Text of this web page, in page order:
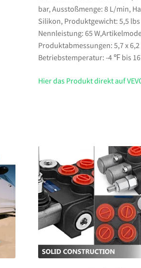
bar, Ausstoßmenge: 8 L/min,
Silikon, Produktgewicht: 5,5
Nennleistung: 65
Produktabmessungen: 5,7 x 6,2
Betriebstemperatur: -4 ℉ bis
Hier das Produkt direkt auf